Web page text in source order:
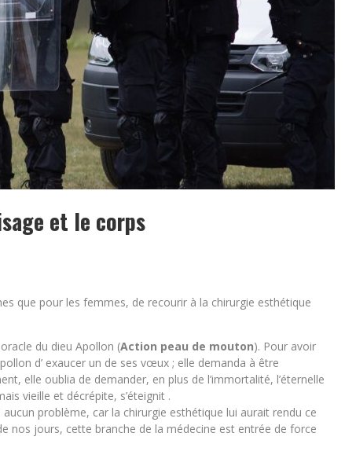
et le corps
que pour les femmes, de recourir à la chirurgie esthétique
du dieu Apollon (Action peau de mouton). Pour avoir
d’ exaucer un de ses vœux ; elle demanda à être
elle oublia de demander, en plus de l’immortalité, l’éternelle
vieille et décrépite, s’éteignit .
problème, car la chirurgie esthétique lui aurait rendu ce
nos jours, cette branche de la médecine est entrée de force